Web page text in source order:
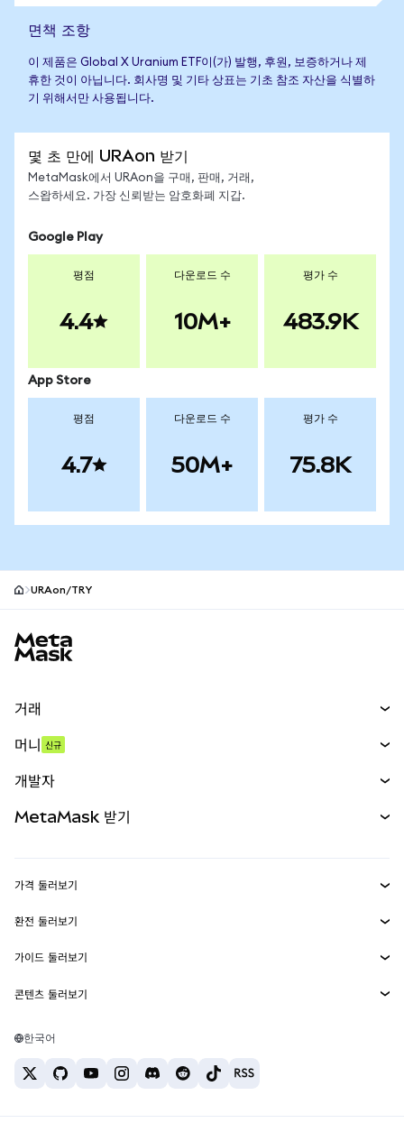
면책 조항
이 제품은 Global X Uranium ETF이(가) 발행, 후원, 보증하거나 제
휴한 것이 아닙니다. 회사명 및 기타 상표는 기초 참조 자산을 식별하
기 위해서만 사용됩니다.
몇 초 만에 URAon 받기
MetaMask에서 URAon을 구매, 판매, 거래,
스왑하세요. 가장 신뢰받는 암호화폐 지갑.
Google Play
평점
4.4
다운로드 수
10M+
평가 수
483.9K
App Store
평점
4.7
다운로드 수
50M+
평가 수
75.8K
URAon/TRY
거래
무기한 선물
실물자산
머니 신규
개발자
MetaMask Connect
Snaps
웹3 서비스
MetaMask 받기
보안
고객 지원
채용
가격 둘러보기
이더리움 가격
솔라나 가격
테더 가격
환전 둘러보기
ETH를 USD로 환전
USDT를 INR로 환전
BTC를 INR로 환전
ETH를 USDT로 환전
가이드 둘러보기
ETH 매수
USDT 매수
콘텐츠 둘러보기
솔라나 지갑
한국어